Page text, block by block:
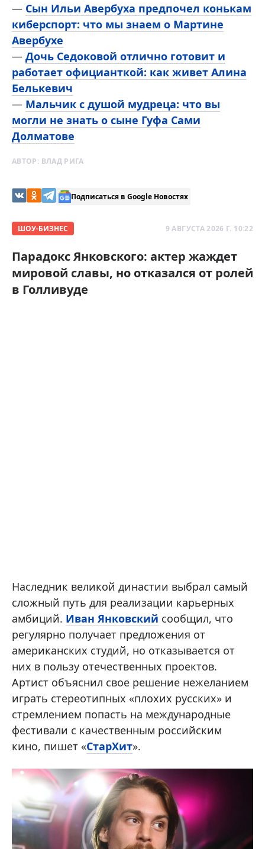
— Сын Ильи Авербуха предпочел конькам
киберспорт: что мы знаем о Мартине
Авербухе
— Дочь Седоковой отлично готовит и
работает официанткой: как живет Алина
Белькевич
— Мальчик с душой мудреца: что вы
могли не знать о сыне Гуфа Сами
Долматове
АВТОР: ВЛАД РИГА
Подписаться в Google Новостях
ШОУ-БИЗНЕС 9 АВГУСТА 2026 Г. 10:22
Парадокс Янковского: актер жаждет
мировой славы, но отказался от ролей
в Голливуде
Наследник великой династии выбрал самый
сложный путь для реализации карьерных
амбиций. Иван Янковский сообщил, что
регулярно получает предложения от
американских студий, но отказывается от
них в пользу отечественных проектов.
Артист объяснил свое решение нежеланием
играть стереотипных «плохих русских» и
стремлением попасть на международные
фестивали с качественным российским
кино, пишет «СтарХит».